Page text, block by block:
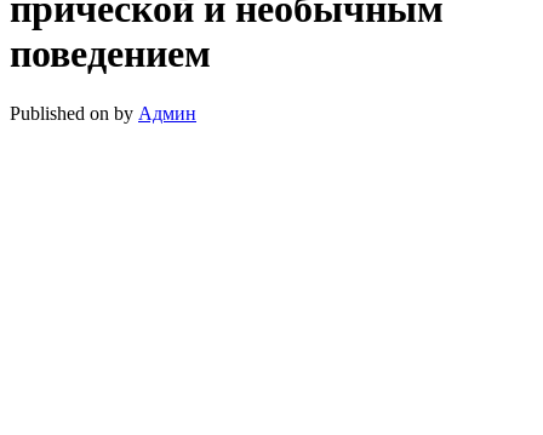
прической и необычным
поведением
Published on by Админ